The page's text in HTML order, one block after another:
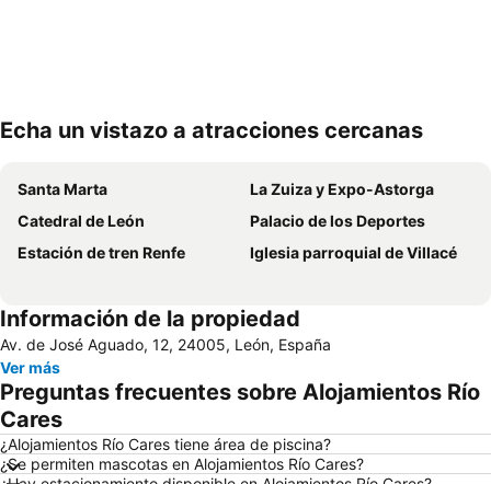
Echa un vistazo a atracciones cercanas
Santa Marta
La Zuiza y Expo-Astorga
Catedral de León
Palacio de los Deportes
Estación de tren Renfe
Iglesia parroquial de Villacé
Información de la propiedad
Av. de José Aguado, 12, 24005, León, España
Ver más
Preguntas frecuentes sobre Alojamientos Río
Cares
¿Alojamientos Río Cares tiene área de piscina?
¿Se permiten mascotas en Alojamientos Río Cares?